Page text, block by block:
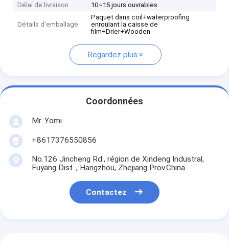
Délai de livraison 10~15 jours ouvrables
Détails d'emballage
Paquet dans coil+waterproofing
enroulant la caisse de
film+Drier+Wooden
Regardez plus
Coordonnées
Mr. Yomi
+8617376550856
No.126 Jincheng Rd., région de Xindeng Industral,
Fuyang Dist. , Hangzhou, Zhejiang Prov.China
Contactez